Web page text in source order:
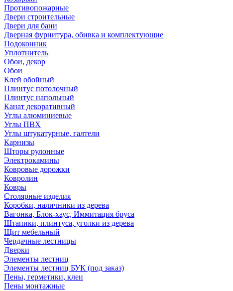
Противопожарные
Двери строительные
Двери для бани
Дверная фурнитура, обивка и комплектующие
Подоконник
Уплотнитель
Обои, декор
Обои
Клей обойный
Плинтус потолочный
Плинтус напольный
Канат декоративный
Углы алюминиевые
Углы ПВХ
Углы штукатурные, галтели
Карнизы
Шторы рулонные
Электрокамины
Ковровые дорожки
Ковролин
Ковры
Столярные изделия
Коробки, наличники из дерева
Вагонка, Блок-хаус, Иммитация бруса
Штапики, плинтуса, уголки из дерева
Щит мебельный
Чердачные лестницы
Дверки
Элементы лестниц
Элементы лестниц БУК (под заказ)
Пены, герметики, клеи
Пены монтажные